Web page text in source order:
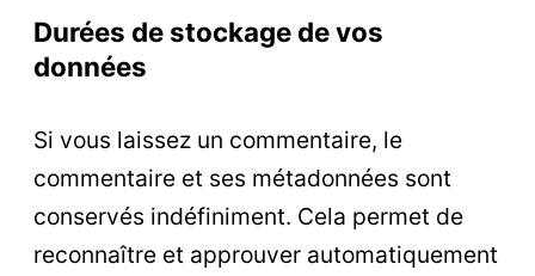
Durées de stockage de vos
données
Si vous laissez un commentaire, le
commentaire et ses métadonnées sont
conservés indéfiniment. Cela permet de
reconnaître et approuver automatiquement